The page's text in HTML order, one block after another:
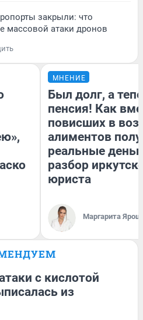
закрыли: что
массовой атаки дронов
МНЕНИЕ
Был долг, а
пенсия! Как
повисших в
алиментов
реальные
разбор
юриста
Маргарита
с кислотой
из